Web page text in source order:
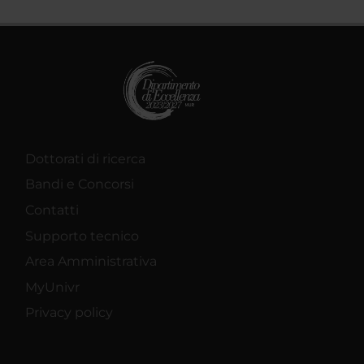
Dottorati di ricerca
Bandi e Concorsi
Contatti
Supporto tecnico
Area Amministrativa
MyUnivr
Privacy policy